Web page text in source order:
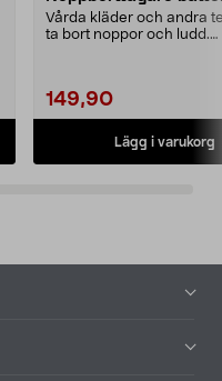
Vårda kläder och andra
ta bort noppor och ludd.
149,90
Lägg i varukorg